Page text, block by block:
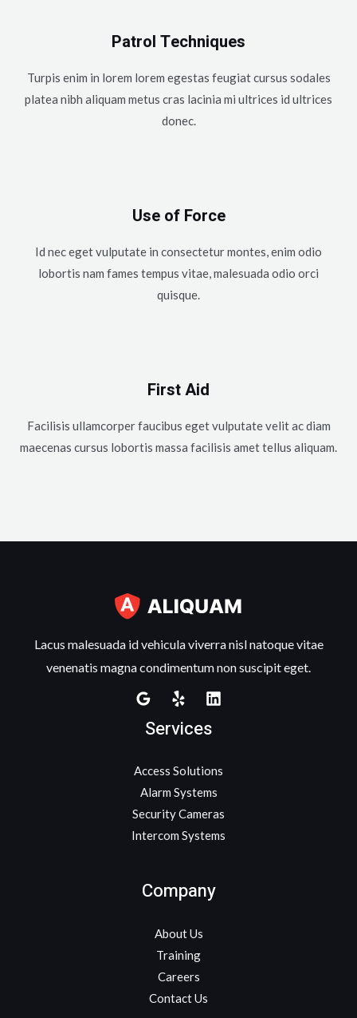
Patrol Techniques
Turpis enim in lorem lorem egestas feugiat cursus sodales
platea nibh aliquam metus cras lacinia mi ultrices id ultrices
donec.
Use of Force
Id nec eget vulputate in consectetur montes, enim odio
lobortis nam fames tempus vitae, malesuada odio orci
quisque.
First Aid
Facilisis ullamcorper faucibus eget vulputate velit ac diam
maecenas cursus lobortis massa facilisis amet tellus aliquam.
Lacus malesuada id vehicula viverra nisl natoque vitae
venenatis magna condimentum non suscipit eget.
Services
Access Solutions
Alarm Systems
Security Cameras
Intercom Systems
Company
About Us
Training
Careers
Contact Us